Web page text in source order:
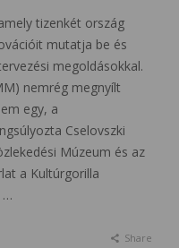
tizenkét ország
mutatja be és
megoldásokkal.
nemrég megnyílt
egy, a
Cselovszki
Múzeum és az
a Kultúrgorilla
…
Share